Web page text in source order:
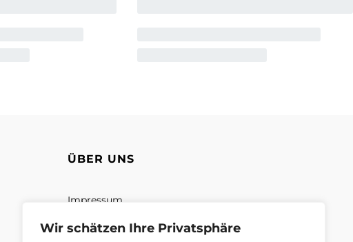
Wir schätzen Ihre Privatsphäre
ÜBER UNS
Impressum
Unsere Mission